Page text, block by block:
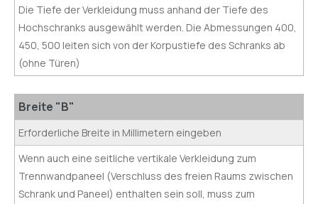
Die Tiefe der Verkleidung muss anhand der Tiefe des
Hochschranks ausgewählt werden. Die Abmessungen 400,
450, 500 leiten sich von der Korpustiefe des Schranks ab
(ohne Türen)
Breite "B"
Erforderliche Breite in Millimetern eingeben
Wenn auch eine seitliche vertikale Verkleidung zum
Trennwandpaneel (Verschluss des freien Raums zwischen
Schrank und Paneel) enthalten sein soll, muss zum